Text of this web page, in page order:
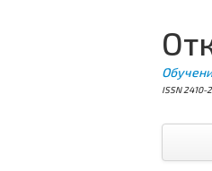
ISSN 2410-